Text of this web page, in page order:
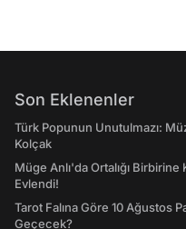
Son Eklenenler
Türk Popunun Unutulmazı:
Kolçak
Müge Anlı'da Ortalığı
Evlendi!
Tarot Falına Göre 10 Ağustos
Geçecek?